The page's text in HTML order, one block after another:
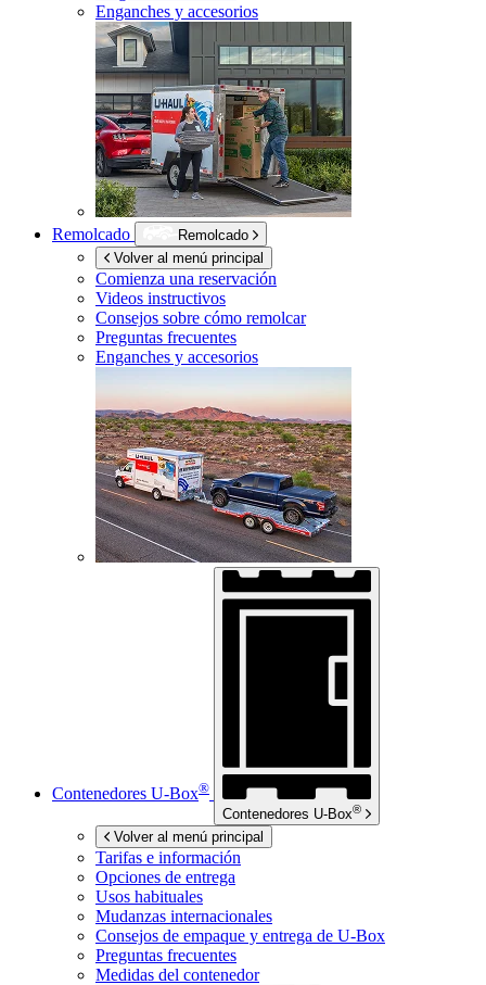
Enganches y accesorios
Remolcado
Remolcado
Volver al menú principal
Comienza una reservación
Videos instructivos
Consejos sobre cómo remolcar
Preguntas frecuentes
Enganches y accesorios
Contenedores U-Box®
Contenedores U-Box®
Volver al menú principal
Tarifas e información
Opciones de entrega
Usos habituales
Mudanzas internacionales
Consejos de empaque y entrega de U-Box
Preguntas frecuentes
Medidas del contenedor